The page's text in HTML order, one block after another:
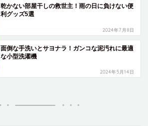
乾かない部屋干しの救世主！雨の日に負けない便
利グッズ5選
2024年7月8日
面倒な手洗いとサヨナラ！ガンコな泥汚れに最適
な小型洗濯機
2024年5月14日